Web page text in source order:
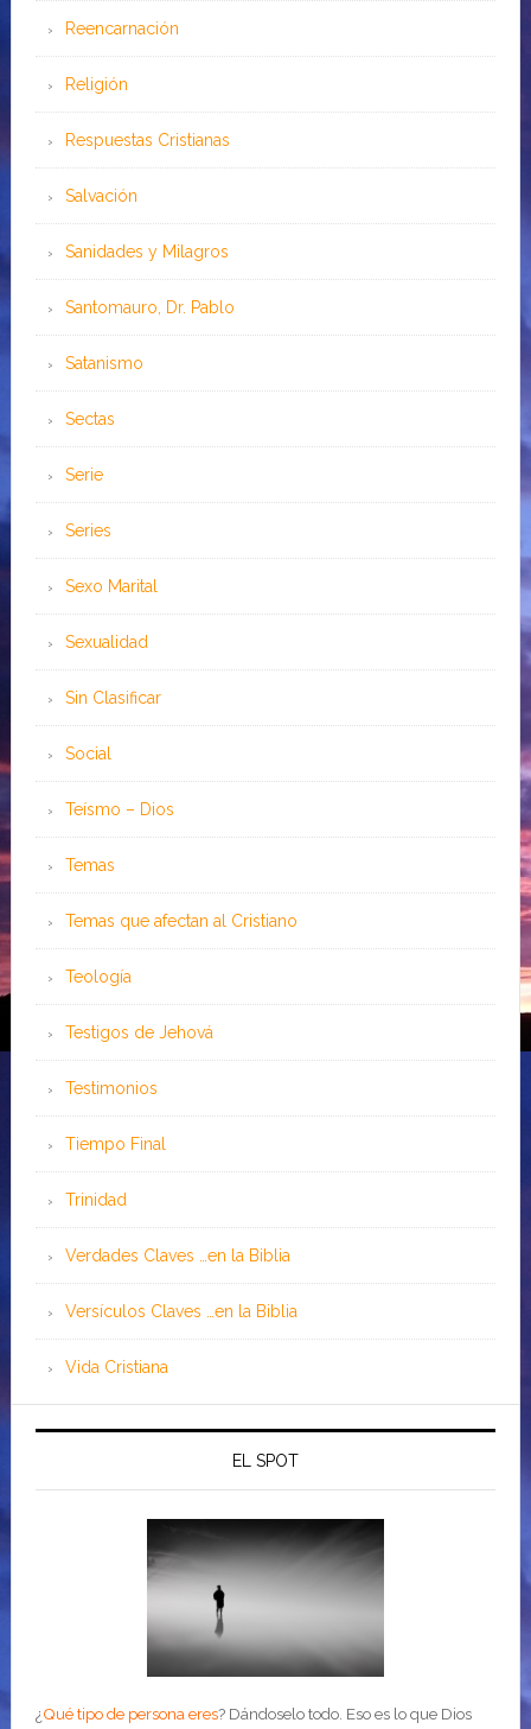
Reencarnación
Religión
Respuestas Cristianas
Salvación
Sanidades y Milagros
Santomauro, Dr. Pablo
Satanismo
Sectas
Serie
Series
Sexo Marital
Sexualidad
Sin Clasificar
Social
Teísmo – Dios
Temas
Temas que afectan al Cristiano
Teología
Testigos de Jehová
Testimonios
Tiempo Final
Trinidad
Verdades Claves …en la Biblia
Versículos Claves …en la Biblia
Vida Cristiana
EL SPOT
¿Qué tipo de persona eres? Dándoselo todo. Eso es lo que Dios